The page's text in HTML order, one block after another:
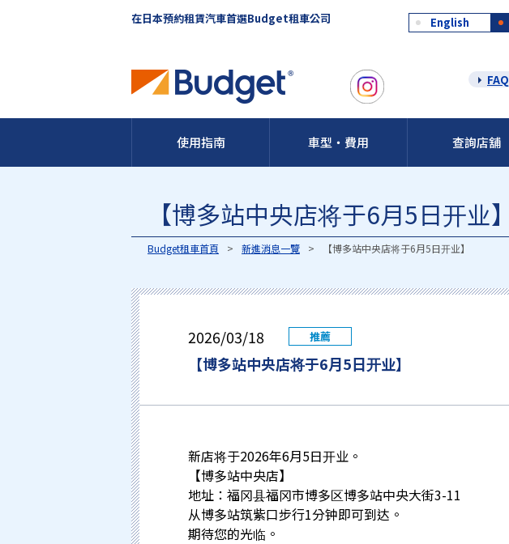
在日本預約租賃汽車首選Budget租車公司 English
FAQ
使用指南 車型・費用 查詢店舖
【博多站中央店将于6月5日开业】
Budget租車首頁 新進消息一覽 【博多站中央店将于6月5日开业】
2026/03/18 推薦
【博多站中央店将于6月5日开业】
新店将于2026年6月5日开业。
【博多站中央店】
地址：福冈县福冈市博多区博多站中央大街3-11
从博多站筑紫口步行1分钟即可到达。
期待您的光临。